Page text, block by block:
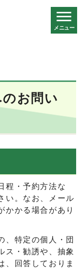
メニュー
のお問い
程・予約方法な
い。なお、メール
かかる場合があり
、特定の個人・団
ス・勧誘や、抽象
、回答しておりま